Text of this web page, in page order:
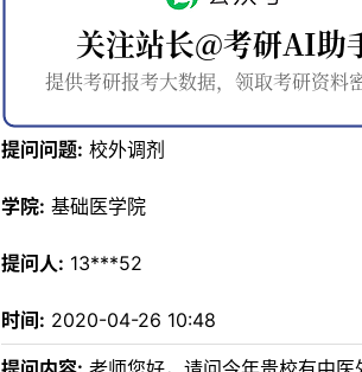
提问问题: 校外调剂
学院: 基础医学院
提问人: 13***52
时间: 2020-04-26 10:48